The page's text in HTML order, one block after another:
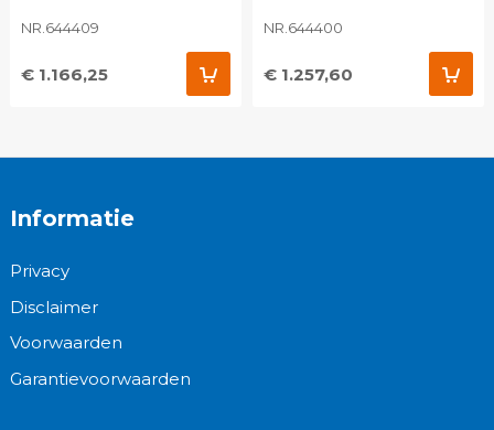
NR.644409
€ 1.166,25
NR.644400
€ 1.257,60
Informatie
Privacy
Disclaimer
Voorwaarden
Garantievoorwaarden